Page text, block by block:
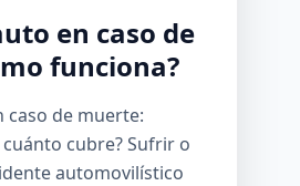
en caso de
funciona?
caso de muerte:
cubre? Sufrir o
automovilístico